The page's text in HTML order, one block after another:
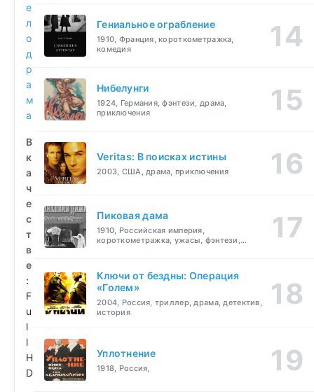
е
л
о
д
р
а
м
а
В
к
а
ч
е
с
т
в
е
:
F
u
l
l
H
D
Гениальное ограбление
1910, Франция, короткометражка,
комедия
Нибелунги
1924, Германия, фэнтези, драма,
приключения
Veritas: В поисках истины
2003, США, драма, приключения
Пиковая дама
1910, Российская империя,
короткометражка, ужасы, фэнтези,
Ключи от бездны: Операция
«Голем»
2004, Россия, триллер, драма, детектив,
история
Уплотнение
1918, Россия,